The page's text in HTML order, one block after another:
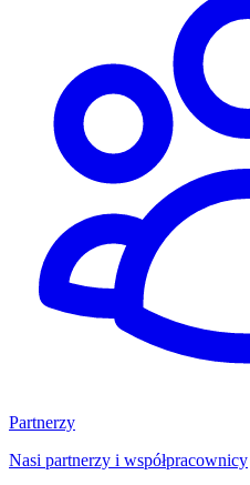
Partnerzy
Nasi partnerzy i współpracownicy